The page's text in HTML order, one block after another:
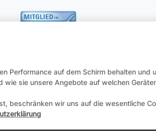
AGB Impressum
Performance auf dem Schirm behalten und
sie unsere Angebote auf welchen
beschränken wir uns auf die wesentliche